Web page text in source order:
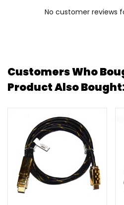
No customer reviews
Customers Who
Product Also